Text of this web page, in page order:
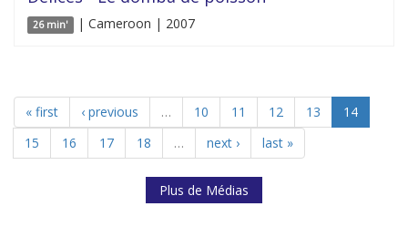
26 min' | Cameroon | 2007
« first ‹ previous … 10 11 12 13
14
15
16 17 18 … next › last »
Plus de Médias